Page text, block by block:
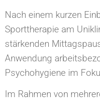
Nach einem kurzen
Sporttherapie am
stärkenden
Anwendung
Psychohygiene im
Im Rahmen von